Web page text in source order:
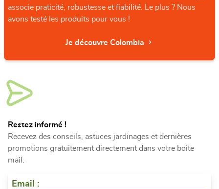
associe praticité, robustesse et fiabilité. Le plus ? Nous
avons testé les produits pour vous !
Je découvre Colombia
Restez informé !
Recevez des conseils, astuces jardinages et dernières
promotions gratuitement directement dans votre boite
mail.
Email :